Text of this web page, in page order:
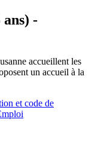
ans) -
accueillent les
un accueil à la
et code de